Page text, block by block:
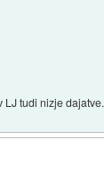
LJ tudi nizje dajatve.